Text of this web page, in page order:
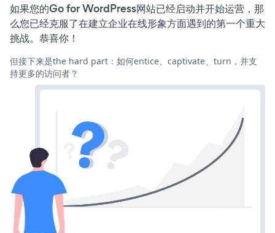
如果您的Go for WordPress网站已经启动并开始运营，那
么您已经克服了在建立企业在线形象方面遇到的第一个重大
挑战。恭喜你！
但接下来是the hard part：如何entice、captivate、turn，并支
持更多的访问者？